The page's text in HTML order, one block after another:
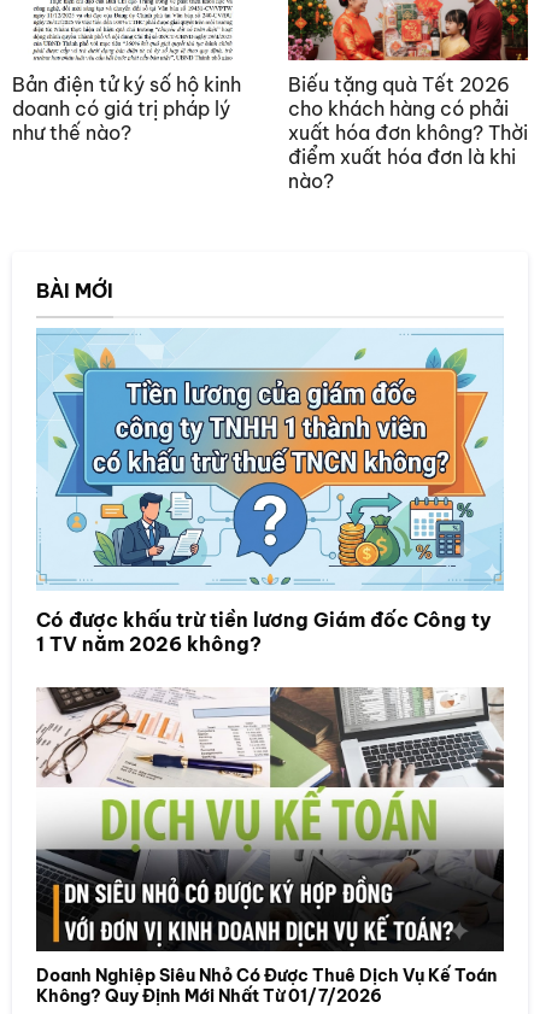
Bản điện tử ký số hộ kinh
doanh có giá trị pháp lý
như thế nào?
Biếu tặng quà Tết 2026
cho khách hàng có phải
xuất hóa đơn không? Thời
điểm xuất hóa đơn là khi
nào?
BÀI MỚI
Có được khấu trừ tiền lương Giám đốc Công ty
1 TV năm 2026 không?
Doanh Nghiệp Siêu Nhỏ Có Được Thuê Dịch Vụ Kế Toán
Không? Quy Định Mới Nhất Từ 01/7/2026